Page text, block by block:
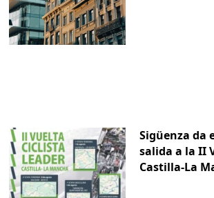
Sigüenza da
salida a la II
Castilla-La